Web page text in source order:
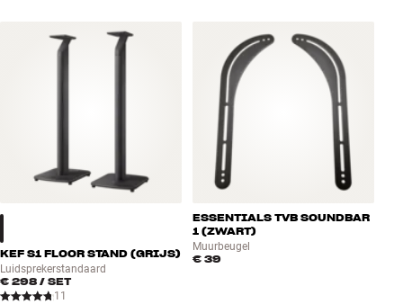
KEF S1 FLOOR STAND (GRIJS)
Luidsprekerstandaard
€ 298 / SET
11
ESSENTIALS TVB SOUNDBAR
1 (ZWART)
Muurbeugel
€ 39